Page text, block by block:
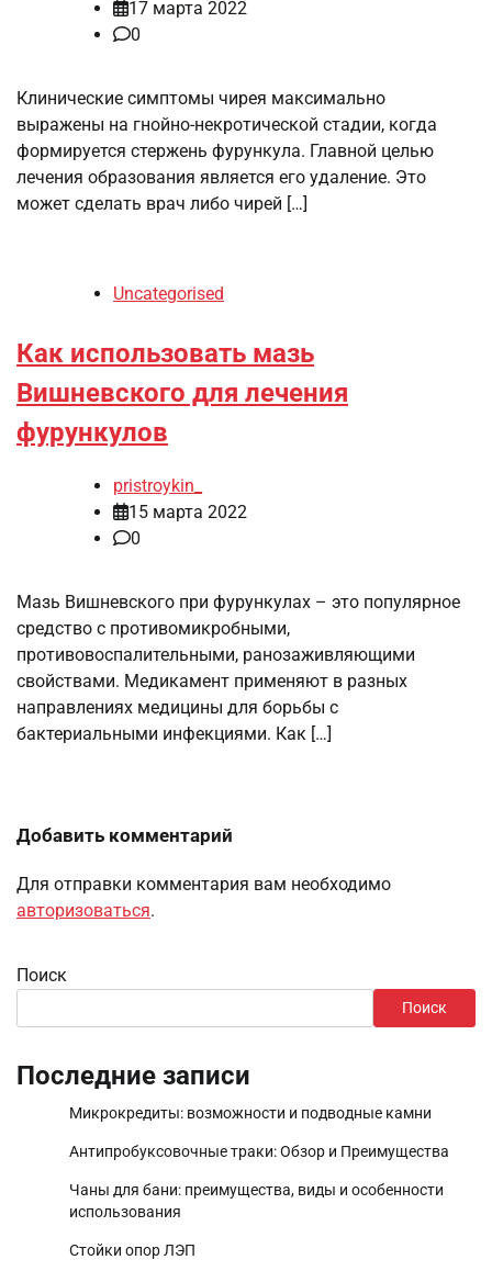
17 марта 2022
0
Клинические симптомы чирея максимально
выражены на гнойно-некротической стадии, когда
формируется стержень фурункула. Главной целью
лечения образования является его удаление. Это
может сделать врач либо чирей […]
Uncategorised
Как использовать мазь
Вишневского для лечения
фурункулов
pristroykin_
15 марта 2022
0
Мазь Вишневского при фурункулах – это популярное
средство с противомикробными,
противовоспалительными, ранозаживляющими
свойствами. Медикамент применяют в разных
направлениях медицины для борьбы с
бактериальными инфекциями. Как […]
Добавить комментарий
Для отправки комментария вам необходимо
авторизоваться.
Поиск
Поиск
Последние записи
Микрокредиты: возможности и подводные камни
Антипробуксовочные траки: Обзор и Преимущества
Чаны для бани: преимущества, виды и особенности
использования
Стойки опор ЛЭП